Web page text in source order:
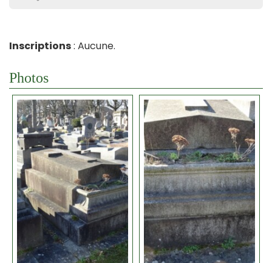
Inscriptions: Aucune.
Photos